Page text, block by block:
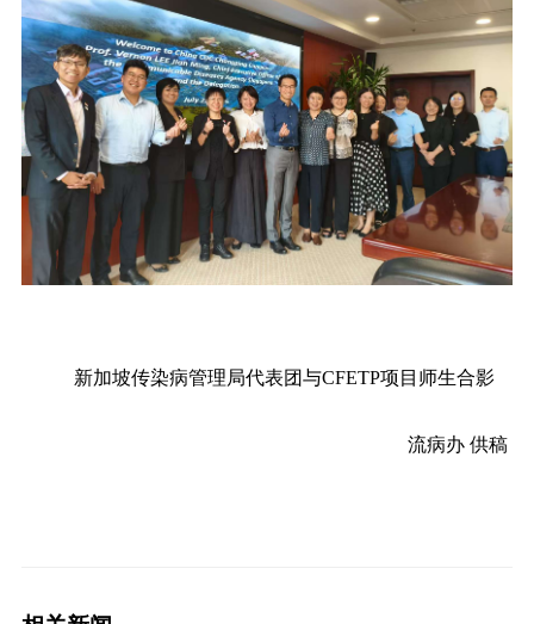
新加坡传染病管理局代表团与CFETP项目师生合影
流病办 供稿